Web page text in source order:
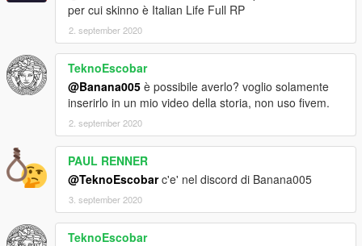
per cui skinno è Italian Life Full RP
2. september 2020
TeknoEscobar
@Banana005 è possibile averlo? voglio solamente
inserirlo in un mio video della storia, non uso fivem.
2. september 2020
PAUL RENNER
@TeknoEscobarc'e' nel discord di Banana005
3. september 2020
TeknoEscobar